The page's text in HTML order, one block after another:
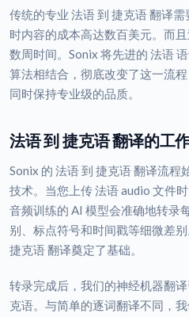
传统的专业 法语 到 捷克语 翻译
时内容的成本高达数百美元。而
数周时间。Sonix 将先进的 法语
算法相结合，彻底改变了这一流
同时保持专业级的品质。
法语 到 捷克语 翻译的工
Sonix 的 法语 到 捷克语 翻译流程
技术。当您上传 法语 audio 文件
音频训练的 AI 模型会准确地转录
别、标点符号和时间戳等细微差
捷克语 翻译奠定了基础。
转录完成后，我们的神经机器翻
克语。与简单的逐词翻译不同，